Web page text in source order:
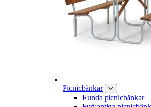
Picnicbänkar
Runda picnicbänkar